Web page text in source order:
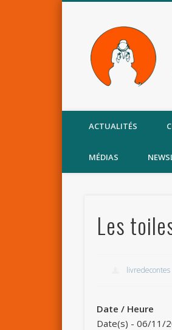
Facebook
ACTUALITÉS
MÉDIAS
Les
livredecontes
Date / Heure
Date(s) - 06/11/